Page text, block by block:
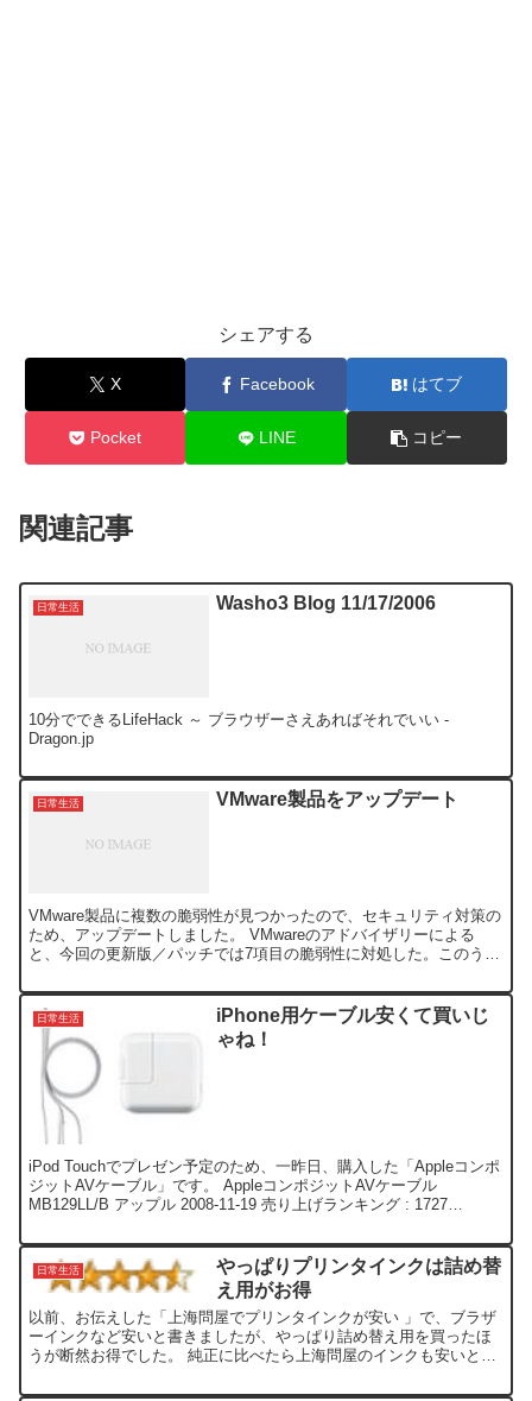
シェアする
X Facebook はてブ
Pocket LINE コピー
関連記事
日常生活 Washo3 Blog 11/17/2006
10分でできるLifeHack ～ ブラウザーさえあればそれでいい -
Dragon.jp
日常生活 VMware製品をアップデート
VMware製品に複数の脆弱性が見つかったので、セキュリティ対策の
ため、アップデートしました。 VMwareのアドバイザリーによる
と、今回の更新版／パッチでは7項目の脆弱性に対処した。このうち
日常生活
iPhone用ケーブル安くて買いじ
ゃね！
iPod Touchでプレゼン予定のため、一昨日、購入した「Appleコンポ
ジットAVケーブル」です。 AppleコンポジットAVケーブル
MB129LL/B アップル 2008-11-19 売り上げランキング : 1727
日常生活
やっぱりプリンタインクは詰め替
え用がお得
以前、お伝えした「上海問屋でプリンタインクが安い 」で、ブラザ
ーインクなど安いと書きましたが、やっぱり詰め替え用を買ったほ
うが断然お得でした。 純正に比べたら上海問屋のインクも安いと思